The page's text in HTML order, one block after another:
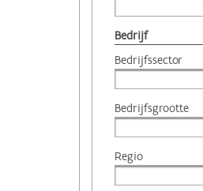
Bedrijf
Bedrijfssector
Bedrijfsgrootte
Regio